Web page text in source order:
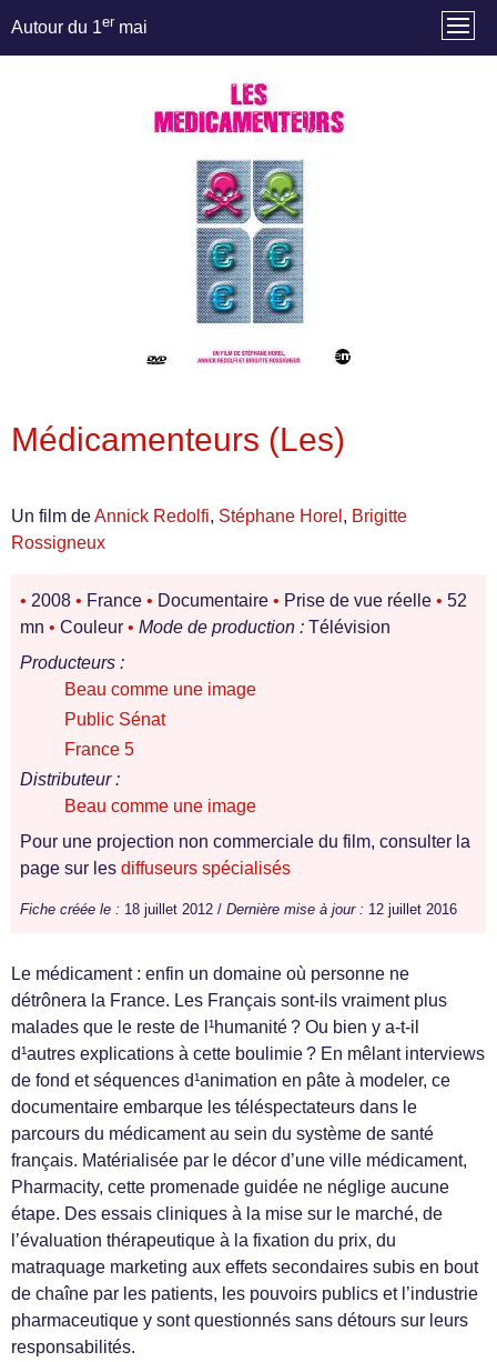
Autour du 1er mai
Médicamenteurs (Les)
Un film deAnnick Redolfi, Stéphane Horel , Brigitte
Rossigneux
• 2008 • France • Documentaire • Prise de vue réelle • 52
mn • Couleur • Mode de production : Télévision
Producteurs :
Beau comme une image
Public Sénat
France 5
Distributeur :
Beau comme une image
Pour une projection non commerciale du film, consulter la
page sur les diffuseurs spécialisés
Fiche créée le : 18 juillet 2012 / Dernière mise à jour : 12 juillet 2016
Le médicament : enfin un domaine où personne ne
détrônera la France. Les Français sont-ils vraiment plus
malades que le reste de l¹humanité ? Ou bien y a-t-il
d¹autres explications à cette boulimie ? En mêlant interviews
de fond et séquences d¹animation en pâte à modeler, ce
documentaire embarque les téléspectateurs dans le
parcours du médicament au sein du système de santé
français. Matérialisée par le décor d’une ville médicament,
Pharmacity, cette promenade guidée ne néglige aucune
étape. Des essais cliniques à la mise sur le marché, de
l’évaluation thérapeutique à la fixation du prix, du
matraquage marketing aux effets secondaires subis en bout
de chaîne par les patients, les pouvoirs publics et l’industrie
pharmaceutique y sont questionnés sans détours sur leurs
responsabilités.